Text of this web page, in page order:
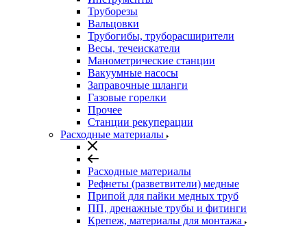
Труборезы
Вальцовки
Трубогибы, труборасширители
Весы, течеискатели
Манометрические станции
Вакуумные насосы
Заправочные шланги
Газовые горелки
Прочее
Станции рекуперации
Расходные материалы
Расходные материалы
Рефнеты (разветвители) медные
Припой для пайки медных труб
ПП, дренажные трубы и фитинги
Крепеж, материалы для монтажа